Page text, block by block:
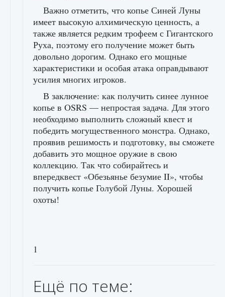
Важно отметить, что копье Синей Луны
имеет высокую алхимическую ценность, а
также является редким трофеем с Гигантского
Руха, поэтому его получение может быть
довольно дорогим. Однако его мощные
характеристики и особая атака оправдывают
усилия многих игроков.
В заключение: как получить синее лунное
копье в OSRS — непростая задача. Для этого
необходимо выполнить сложный квест и
победить могущественного монстра. Однако,
проявив решимость и подготовку, вы сможете
добавить это мощное оружие в свою
коллекцию. Так что собирайтесь и
впередквест «Обезьянье безумие II», чтобы
получить копье Голубой Луны. Хорошей
охоты!
1
Ещё по теме: